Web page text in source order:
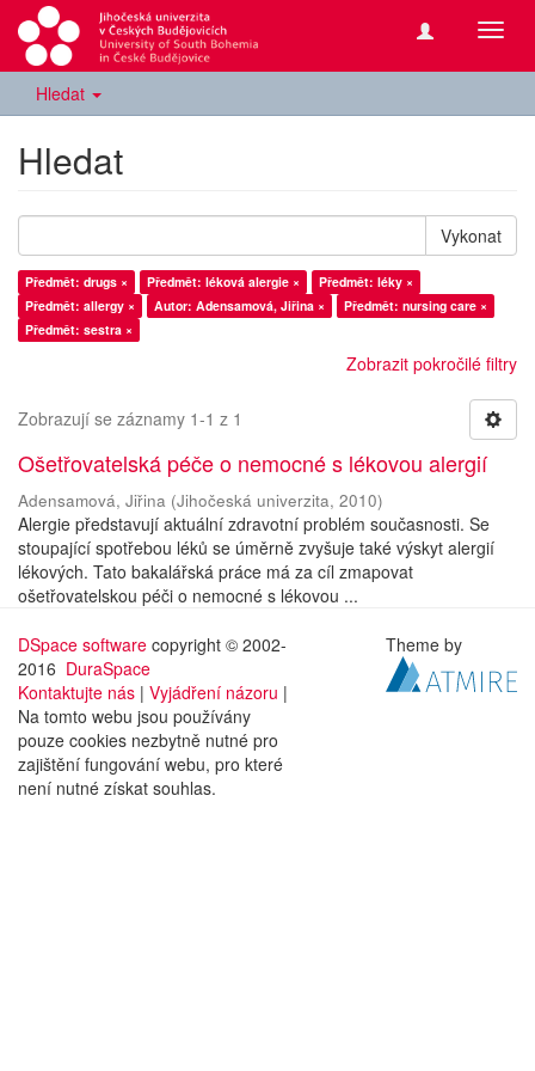
Hledat
Hledat
Vykonat
Předmět: drugs × Předmět: léková alergie ×
Předmět: léky ×
Předmět: allergy ×
Autor: Adensamová, Jiřina ×
Předmět: nursing care ×
Předmět: sestra ×
Zobrazit pokročilé filtry
Zobrazují se záznamy 1-1 z 1
Ošetřovatelská péče o nemocné s lékovou alergií
Adensamová, Jiřina (Jihočeská univerzita, 2010)
Alergie představují aktuální zdravotní problém současnosti. Se
stoupající spotřebou léků se úměrně zvyšuje také výskyt alergií
lékových. Tato bakalářská práce má za cíl zmapovat
ošetřovatelskou péči o nemocné s lékovou ...
DSpace software copyright © 2002-
2016 DuraSpace
Kontaktujte nás | Vyjádření názoru |
Na tomto webu jsou používány
pouze cookies nezbytně nutné pro
zajištění fungování webu, pro které
není nutné získat souhlas.
Theme by